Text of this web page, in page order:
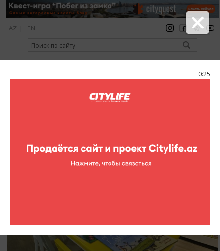
0:25
AZ | EN
регистрация вход Citylife Magazine